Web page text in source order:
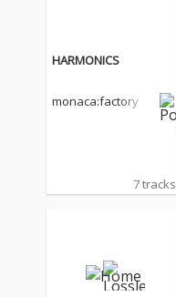
HARMONICS
monaca:factory
7 tracks